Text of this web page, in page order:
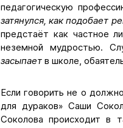
педагогическую
затянулся, как подобает
предстаёт как частное
неземной мудростью.
засыпает в школе,
Если говорить не о
для дураков» Саши
Соколова происходит в